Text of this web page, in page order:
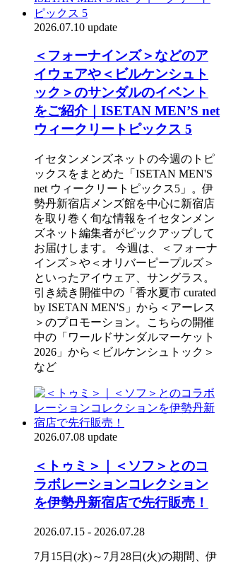
2026.07.10 update
＜フォーナインズ＞などのア
イウェアや＜ビルケンシュト
ック＞のサンダルのイベント
をご紹介｜ISETAN MEN’S net
ウィークリートピックス 5
イセタンメンズネットの今週のトピ
ックスをまとめた「ISETAN MEN'S
net ウィークリートピックス5」。伊
勢丹新宿店メンズ館を中心に新宿店
を取り巻く旬な情報をイセタンメン
ズネット編集者がピックアップして
お届けします。 今週は、＜フォーナ
インズ＞や＜オリバーピープルズ＞
といったアイウェア、サングラス。
引き続き開催中の「香水夏市 curated
by ISETAN MEN'S」から＜アーレス
＞のプロモーション。こちらの開催
中の「ワールドサンダルマーケット
2026」から＜ビルケンシュトック＞
など
2026.07.08 update
＜トゥミ＞｜＜ソフ＞とのコ
ラボレーションコレクション
を伊勢丹新宿店で先行販売！
2026.07.15 - 2026.07.28
7月15日(水)～7月28日(火)の期間、伊